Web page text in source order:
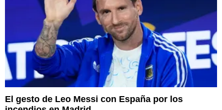
El gesto de Leo Messi con España por los